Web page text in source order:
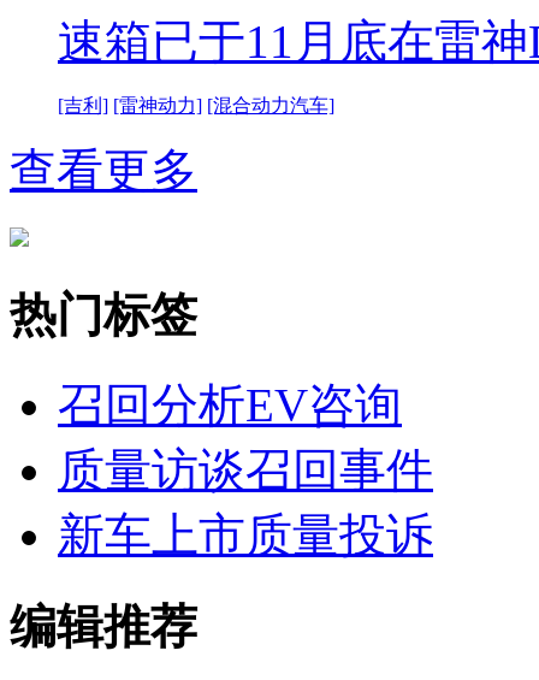
速箱已于11月底在雷
[吉利] [雷神动力] [混合动力汽车]
查看更多
热门标签
召回分析EV咨询
质量访谈召回事件
新车上市质量投诉
编辑推荐